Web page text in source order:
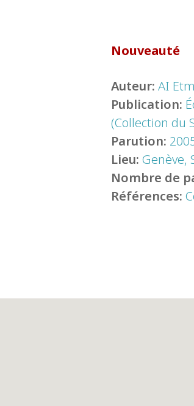
Nouveauté
Auteur: AI
Publication:
(Collection du
Parution:
Lieu: Genève,
Nombre de
Références: